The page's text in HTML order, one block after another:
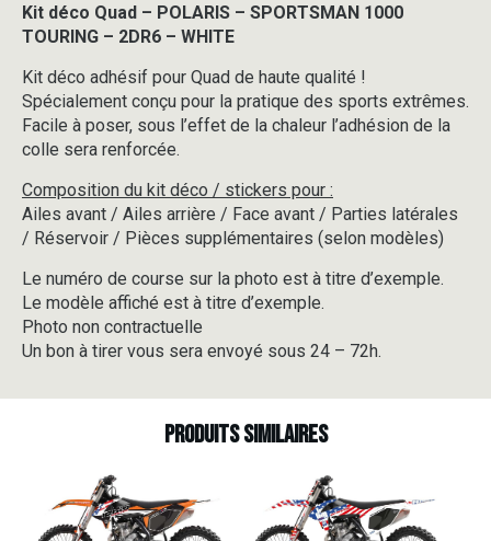
SPORTSMAN
1000
-
2DR6
-
WHITE
Kit déco Quad – POLARIS – SPORTSMAN 1000
TOURING – 2DR6 – WHITE
Kit déco adhésif pour Quad de haute qualité !
Spécialement conçu pour la pratique des sports extrêmes.
Facile à poser, sous l’effet de la chaleur l’adhésion de la
colle sera renforcée.
Composition du kit déco / stickers pour :
Ailes avant / Ailes arrière / Face avant / Parties latérales
/ Réservoir / Pièces supplémentaires (selon modèles)
Le numéro de course sur la photo est à titre d’exemple.
Le modèle affiché est à titre d’exemple.
Photo non contractuelle
Un bon à tirer vous sera envoyé sous 24 – 72h.
Produits similaires